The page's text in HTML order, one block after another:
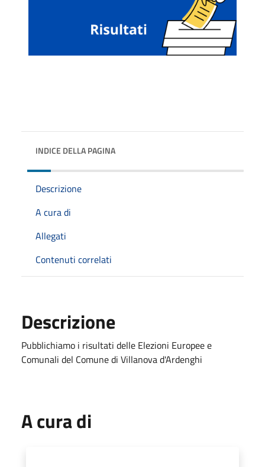
INDICE DELLA PAGINA
Descrizione
A cura di
Allegati
Contenuti correlati
Descrizione
Pubblichiamo i risultati delle Elezioni Europee e
Comunali del Comune di Villanova d'Ardenghi
A cura di